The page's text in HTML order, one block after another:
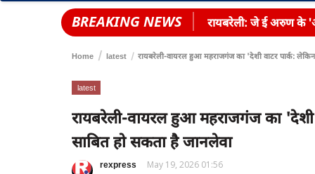
BREAKING NEWS रायबरेली: जे ई अरुण के
Home latest रायबरेली-वायरल हुआ महराजगंज का 'देशी वाटर पार्क:
latest
रायबरेली-वायरल हुआ महराजगंज का
साबित हो सकता है जानलेवा
rexpress May 19, 2026 01:56